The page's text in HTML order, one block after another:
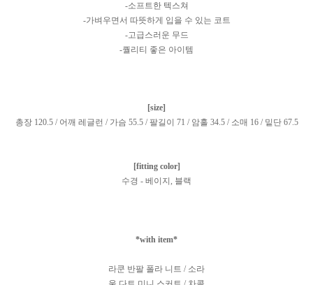
-소프트한 텍스쳐
-가벼우면서 따뜻하게 입을 수 있는 코트
-고급스러운 무드
-퀄리티 좋은 아이템
[size]
총장 120.5 / 어깨 레글런 / 가슴 55.5 / 팔길이 71 / 암홀 34.5 / 소매 16 / 밑단 67.5
[fitting color]
수경 - 베이지, 블랙
*with item*
라쿤 반팔 폴라 니트 / 소라